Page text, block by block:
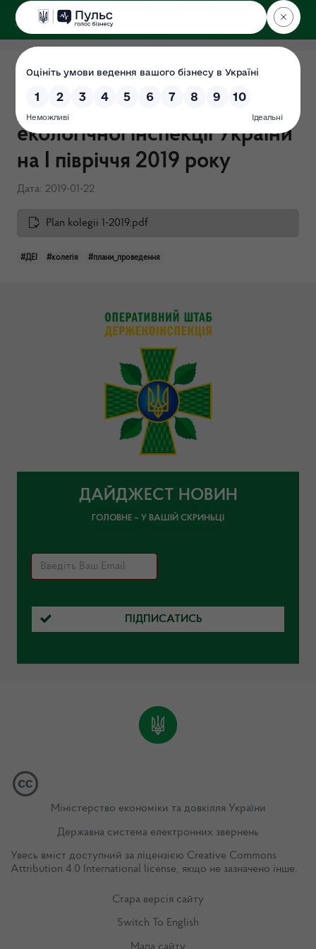
ДЕРЖЕКОІНСПЕКЦІЯ
План проведення засідань
колегії Державної
екологічної інспекції України
на І півріччя 2019 року
Дата: 2019-01-22
Plan kolegii 1-2019.pdf
#ДЕІ #колегія #плани_проведення
ДАЙДЖЕСТ НОВИН
ГОЛОВНЕ – У ВАШІЙ СКРИНЬЦІ
ПІДПИСАТИСЬ
Міністерство економіки та довкілля України
Державна система електронних звернень
Увесь вміст доступний за ліцензією Creative Commons
Attribution 4.0 International license, якщо не зазначено інше.
Стара версія сайту
Switch To English
Мапа сайту